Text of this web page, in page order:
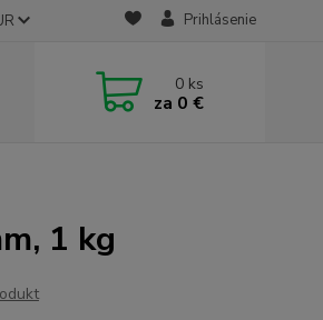
Prihlásenie
0 ks
za 0 €
1 kg